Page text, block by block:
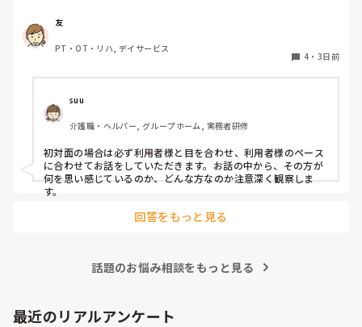
友
PT・OT・リハ, デイサービス
4 ・ 3日前
suu
介護職・ヘルパー, グループホーム, 実務者研修
初対面の場合は必ず利用者様と目を合わせ、利用者様のペース
に合わせてお話をしていただきます。お話の中から、その方が
何を思い感じているのか、どんな方なのか注意深く観察しま
す。
回答をもっと見る
話題のお悩み相談をもっと見る
最近のリアルアンケート